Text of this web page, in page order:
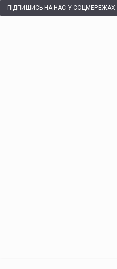
ПІДПИШИСЬ НА НАС У СОЦМЕРЕЖАХ: